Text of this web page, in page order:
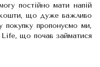
постійно мати напій
що дуже важливо
покупку пропонуємо ми,
Life, що почав займатися